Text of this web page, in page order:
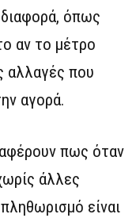
όπως
αν το μέτρο
αλλαγές που
αγορά.
πως όταν
άλλες
είναι